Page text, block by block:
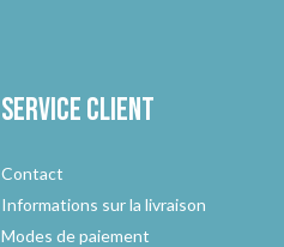
Service client
Contact
Informations sur la livraison
Modes de paiement